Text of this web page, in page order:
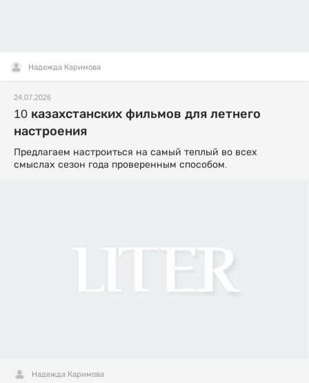
Надежда Каримова
24.07.2026
10 казахстанских фильмов для летнего
настроения
Предлагаем настроиться на самый теплый во всех
смыслах сезон года проверенным способом.
Надежда Каримова